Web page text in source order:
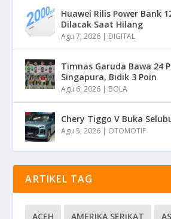
Huawei Rilis Power Bank
Dilacak Saat Hilang
Agu 7, 2026 | DIGITAL
Timnas Garuda Bawa 24
Singapura, Bidik 3 Poin
Agu 6, 2026 | BOLA
Chery Tiggo V Buka
Agu 5, 2026 | OTOMOTIF
ARTIKEL TAG
ACEH AMERIKA SERIKAT